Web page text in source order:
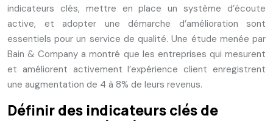
indicateurs clés, mettre en place un système d’écoute
active, et adopter une démarche d’amélioration sont
essentiels pour un service de qualité. Une étude menée par
Bain & Company a montré que les entreprises qui mesurent
et améliorent activement l’expérience client enregistrent
une augmentation de 4 à 8% de leurs revenus.
Définir des indicateurs clés de